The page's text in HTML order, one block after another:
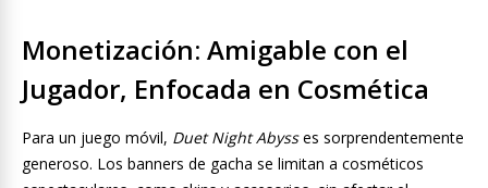
Monetización: Amigable con el
Jugador, Enfocada en Cosmética
Para un juego móvil, Duet Night Abysses sorprendentemente
generoso. Los banners de gacha se limitan a cosméticos